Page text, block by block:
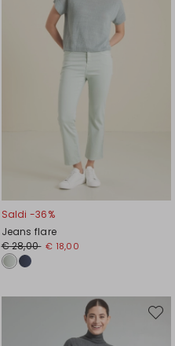
Saldi -36%
Jeans flare
Prezzo
originale
€
€ 28,00 Nuovo
prezzo
€ 18,00